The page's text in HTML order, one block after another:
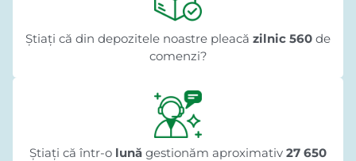
Știați că din depozitele noastre pleacă zilnic 560 de
comenzi?
Știați că într-o lună gestionăm aproximativ 27 650